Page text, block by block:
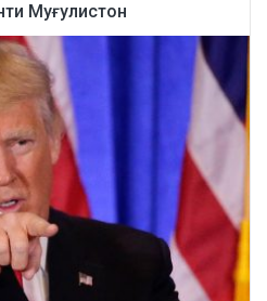
Муғулистон